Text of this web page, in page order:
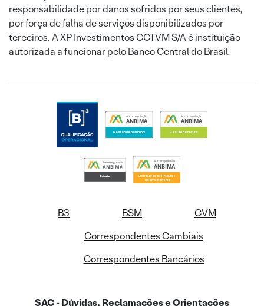
responsabilidade por danos sofridos por seus clientes,
por força de falha de serviços disponibilizados por
terceiros. A XP Investimentos CCTVM S/A é instituição
autorizada a funcionar pelo Banco Central do Brasil.
B3 BSM
CVM
Correspondentes Cambiais
Correspondentes Bancários
SAC - Dúvidas, Reclamações e Orientações